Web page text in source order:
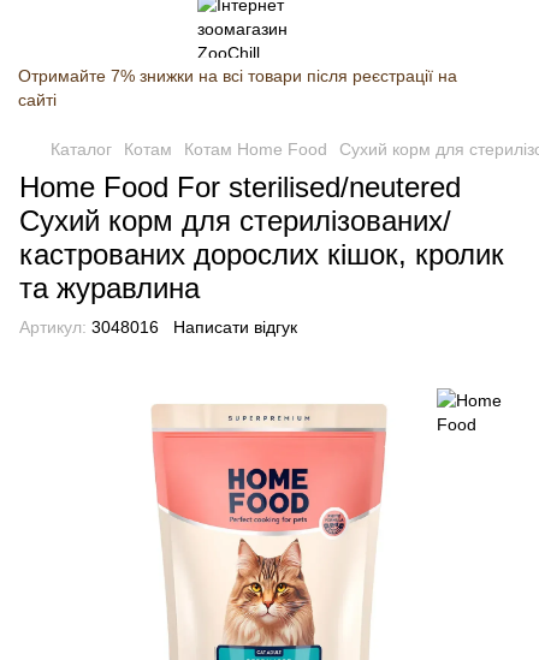
Отримайте 7% знижки на всі товари після реєстрації на
сайті
Каталог Котам Котам Home Food Сухий корм для
Home Food For sterilised/neutered
Сухий корм для стерилізованих/
кастрованих дорослих кішок, кролик
та журавлина
Артикул: 3048016 Написати відгук